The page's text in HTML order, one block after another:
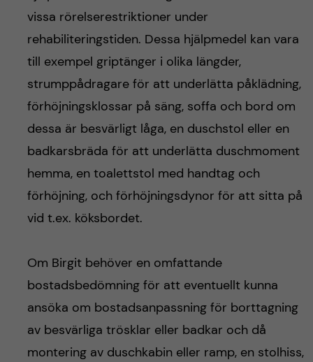
vissa rörelserestriktioner under
rehabiliteringstiden. Dessa hjälpmedel kan vara
till exempel griptänger i olika längder,
strumppådragare för att underlätta påklädning,
förhöjningsklossar på säng, soffa och bord om
dessa är besvärligt låga, en duschstol eller en
badkarsbräda för att underlätta duschmoment
hemma, en toalettstol med handtag och
förhöjning, och förhöjningsdynor för att sitta på
vid t.ex. köksbordet.
Om Birgit behöver en omfattande
bostadsbedömning för att eventuellt kunna
ansöka om bostadsanpassning för borttagning
av besvärliga trösklar eller badkar och då
montering av duschkabin eller ramp, en stolhiss,